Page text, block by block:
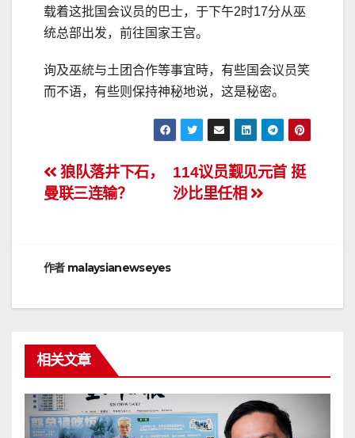
载着这批国会议员的巴士，于下午2时17分从巫
统总部出发，前往国家王宫。
询及巫統与土团合作等事宜時，有些国会议员笑
而不语，有些则保持神秘地说，这是秘密。
文
章
航
114议员觐见元首 挺
沙比里任相
狼队落井下石，
曼联三连输？
作者 malaysianewseyes
相关文章